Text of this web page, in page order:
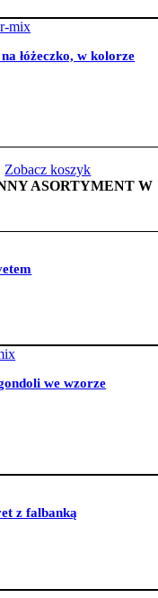
łóżeczko, w kolorze
Zobacz koszyk
ASORTYMENT W
we wzorze
z falbanką